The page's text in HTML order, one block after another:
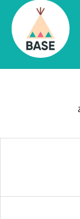
テニス四大大会
テニス四大大会・